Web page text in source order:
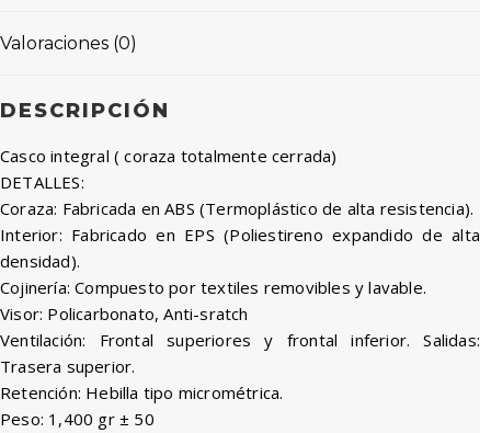
Valoraciones (0)
DESCRIPCIÓN
Casco integral ( coraza totalmente cerrada)
DETALLES:
Coraza: Fabricada en ABS (Termoplástico de alta resistencia).
Interior: Fabricado en EPS (Poliestireno expandido de alta
densidad).
Cojinería: Compuesto por textiles removibles y lavable.
Visor: Policarbonato, Anti-sratch
Ventilación: Frontal superiores y frontal inferior. Salidas:
Trasera superior.
Retención: Hebilla tipo micrométrica.
Peso: 1,400 gr ± 50